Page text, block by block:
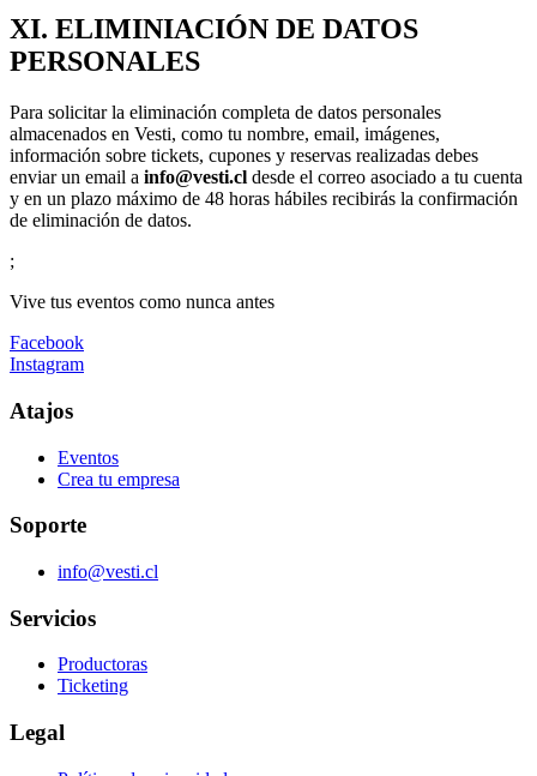
XI. ELIMINIACIÓN DE DATOS
PERSONALES
Para solicitar la eliminación completa de datos personales
almacenados en Vesti, como tu nombre, email, imágenes,
información sobre tickets, cupones y reservas realizadas debes
enviar un email a info@vesti.cl desde el correo asociado a tu cuenta
y en un plazo máximo de 48 horas hábiles recibirás la confirmación
de eliminación de datos.
;
Vive tus eventos como nunca antes
Facebook
Instagram
Atajos
Eventos
Crea tu empresa
Soporte
info@vesti.cl
Servicios
Productoras
Ticketing
Legal